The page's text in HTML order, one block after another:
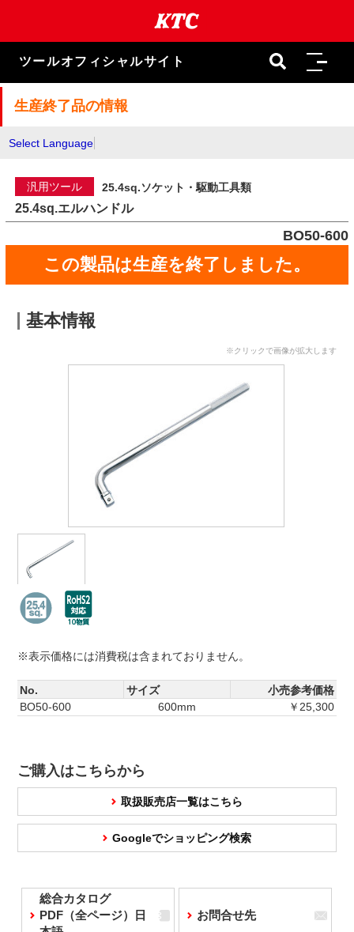
ま
キ
ツールオフィシャルサイト
生産終了品の情報
Select Language
汎用ツール 25.4sq.ソケット・駆動工具類
25.4sq.エルハンドル
BO50-600
この製品は生産を終了しました。
基本情報
※クリックで画像が拡大します
※表示価格には消費税は含まれておりません。
No. サイズ
小売参考価格
BO50-600
600mm ￥25,300
ご購入はこちらから
取扱販売店一覧はこちら
Googleでショッピング検索
総合カタログ
PDF（全ページ）日
お問合せ先